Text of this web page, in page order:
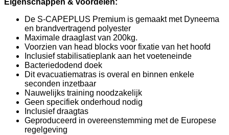
Eigenschappen & voordelen:
De S-CAPEPLUS Premium is gemaakt met Dyneema
en brandvertragend polyester
Maximale draaglast van 200kg.
Voorzien van head blocks voor fixatie van het hoofd
Inclusief stabilisatieplank aan het voeteneinde
Bacteriedodend doek
Dit evacuatiematras is overal en binnen enkele
seconden inzetbaar
Nauwelijks training noodzakelijk
Geen specifiek onderhoud nodig
Inclusief draagtas
Geproduceerd in overeenstemming met de Europese
regelgeving